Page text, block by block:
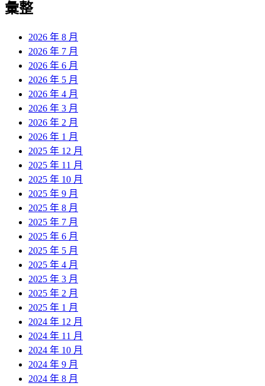
彙整
2026 年 8 月
2026 年 7 月
2026 年 6 月
2026 年 5 月
2026 年 4 月
2026 年 3 月
2026 年 2 月
2026 年 1 月
2025 年 12 月
2025 年 11 月
2025 年 10 月
2025 年 9 月
2025 年 8 月
2025 年 7 月
2025 年 6 月
2025 年 5 月
2025 年 4 月
2025 年 3 月
2025 年 2 月
2025 年 1 月
2024 年 12 月
2024 年 11 月
2024 年 10 月
2024 年 9 月
2024 年 8 月